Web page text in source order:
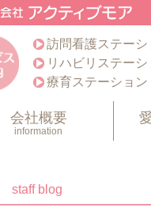
訪問看護ステー
リハビリステー
療育ステーション
会社概要
information
staff blog